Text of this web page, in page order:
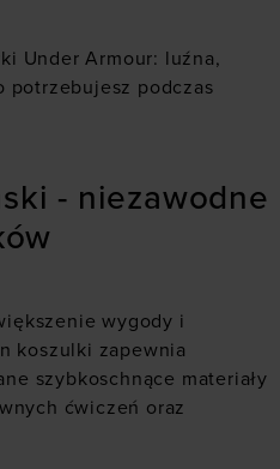
Under Armour: luźna,
potrzebujesz podczas
- niezawodne
wygody i
koszulki zapewnia
szybkoschnące materiały
ćwiczeń oraz